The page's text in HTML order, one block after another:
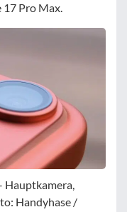
17 Pro Max.
Hauptkamera,
Handyhase /